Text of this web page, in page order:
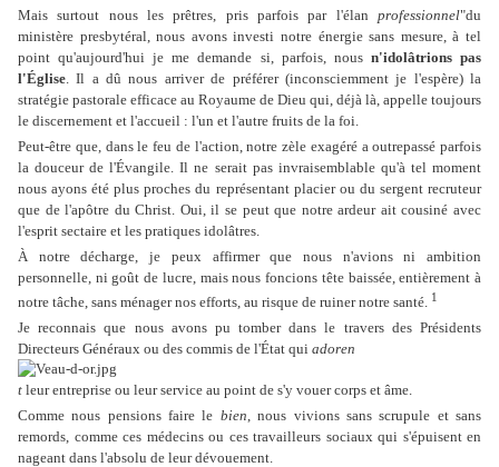
Mais surtout nous les prêtres, pris parfois par l'élan professionnel"du
ministère presbytéral, nous avons investi notre énergie sans mesure, à tel
point qu'aujourd'hui je me demande si, parfois, nous n'idolâtrions pas
l'Église. Il a dû nous arriver de préférer (inconsciemment je l'espère) la
stratégie pastorale efficace au Royaume de Dieu qui, déjà là, appelle toujours
le discernement et l'accueil : l'un et l'autre fruits de la foi.
Peut-être que, dans le feu de l'action, notre zèle exagéré a outrepassé parfois
la douceur de l'Évangile. Il ne serait pas invraisemblable qu'à tel moment
nous ayons été plus proches du représentant placier ou du sergent recruteur
que de l'apôtre du Christ. Oui, il se peut que notre ardeur ait cousiné avec
l'esprit sectaire et les pratiques idolâtres.
À notre décharge, je peux affirmer que nous n'avions ni ambition
personnelle, ni goût de lucre, mais nous foncions tête baissée, entièrement à
notre tâche, sans ménager nos efforts, au risque de ruiner notre santé. 1
Je reconnais que nous avons pu tomber dans le travers des Présidents
Directeurs Généraux ou des commis de l'État qui adoren
t leur entreprise ou leur service au point de s'y vouer corps et âme.
Comme nous pensions faire le bien , nous vivions sans scrupule et sans
remords, comme ces médecins ou ces travailleurs sociaux qui s'épuisent en
nageant dans l'absolu de leur dévouement.